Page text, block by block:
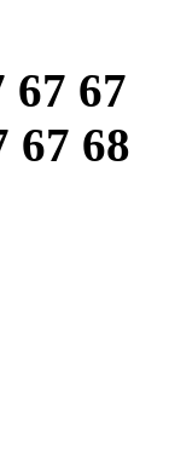
67 67
67 68